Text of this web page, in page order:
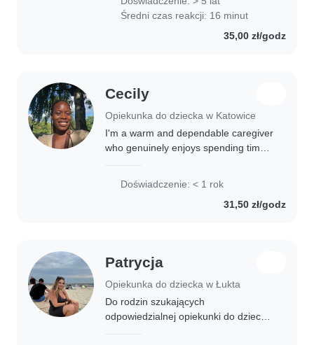
Średni czas reakcji: 16 minut
35,00 zł/godz
Cecily
Opiekunka do dziecka w Katowice
I'm a warm and dependable caregiver
who genuinely enjoys spending time
Doświadczenie: < 1 rok
31,50 zł/godz
Patrycja
Opiekunka do dziecka w Łukta
Do rodzin szukających
odpowiedzialnej opiekunki do dziecka.